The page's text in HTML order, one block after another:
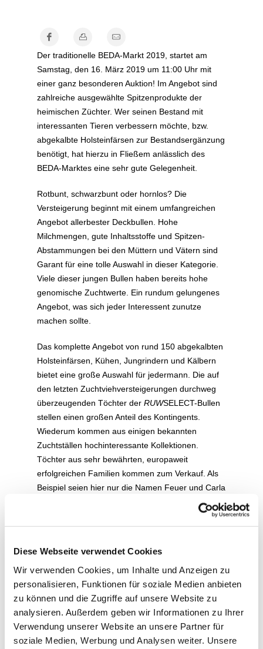
Diese Webseite verwendet Cookies
Wir verwenden Cookies, um Inhalte und Anzeigen zu
personalisieren, Funktionen für soziale Medien anbieten
zu können und die Zugriffe auf unsere Website zu
analysieren. Außerdem geben wir Informationen zu Ihrer
Verwendung unserer Website an unsere Partner für
soziale Medien, Werbung und Analysen weiter. Unsere
Der traditionelle BEDA-Markt 2019, startet am
Samstag, den 16. März 2019 um 11:00 Uhr mit
einer ganz besonderen Auktion! Im Angebot sind
zahlreiche ausgewählte Spitzenprodukte der
heimischen Züchter. Wer seinen Bestand mit
interessanten Tieren verbessern möchte, bzw.
abgekalbte Holsteinfärsen zur Bestandsergänzung
benötigt, hat hierzu in Fließem anlässlich des
BEDA-Marktes eine sehr gute Gelegenheit.
Rotbunt, schwarzbunt oder hornlos? Die
Versteigerung beginnt mit einem umfangreichen
Angebot allerbester Deckbullen. Hohe
Milchmengen, gute Inhaltsstoffe und Spitzen-
Abstammungen bei den Müttern und Vätern sind
Garant für eine tolle Auswahl in dieser Kategorie.
Viele dieser jungen Bullen haben bereits hohe
genomische Zuchtwerte. Ein rundum gelungenes
Angebot, was sich jeder Interessent zunutze
machen sollte.
Das komplette Angebot von rund 150 abgekalbten
Holsteinfärsen, Kühen, Jungrindern und Kälbern
bietet eine große Auswahl für jedermann. Die auf
den letzten Zuchtviehversteigerungen durchweg
überzeugenden Töchter der RUWSELECT-Bullen
stellen einen großen Anteil des Kontingents.
Wiederum kommen aus einigen bekannten
Zuchtställen hochinteressante Kollektionen.
Töchter aus sehr bewährten, europaweit
erfolgreichen Familien kommen zum Verkauf. Als
Beispiel seien hier nur die Namen Feuer und Carla
Interessenten ein Begriff sind. Bei dieser großen
Stückzahl im Angebot lohnt sich der Besuch mit
gewissenhafte Erfüllung von Kaufaufträgen,
Kataloge und nähere Informationen erhalten Sie
bei der Rinder-Union West eG, Hamerter Berg 1,
54636 Fließem, Tel. 06569 9690-0, Fax 9690-99.
E-Mail: HReifer@ruweg.de /www.ruweg.de.